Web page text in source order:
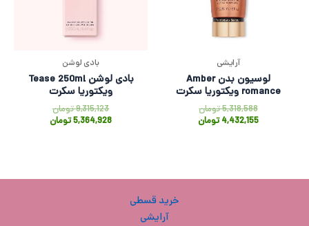
آرایشی
لوسیون بدن Amber
romance ویکتوریا سکرت
5,318,588تومان
4,432,155تومان
بادی لوشن
بادی لوشن Tease 250ml
ویکتوریا سکرت
9,315,123تومان
5,364,928تومان
خرید قسطی
آرایشی